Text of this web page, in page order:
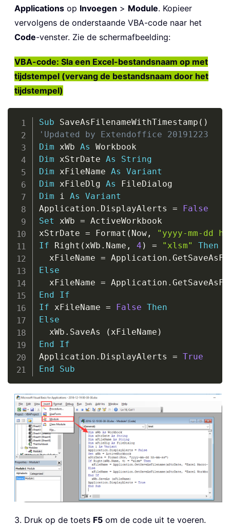
Applications op Invoegen > Module. Kopieer
vervolgens de onderstaande VBA-code naar het
Code-venster. Zie de schermafbeelding:
VBA-code: Sla een Excel-bestandsnaam op met
tijdstempel (vervang de bestandsnaam door het
tijdstempel)
Sub SaveAsFilenameWithTimestamp ( )
'Updated by Extendoffice 20191223
Dim xWb As
Dim xStrDate As
String
Dim xFileName As
Variant
Dim xFileDlg As
Dim i As
Variant
Application . DisplayAlerts =
False
Set xWb = ActiveWorkbook
xStrDate = Format ( Now,
"yyyy-mm-dd
If Right ( xWb . Name , 4 ) = "xlsm"
Then
  xFileName
= Application .
Else
  xFileName
= Application .
End
If
If xFileName = False Then
Else
  xWb
. SaveAs ( xFileName )
End
If
Application . DisplayAlerts = True
End
Sub
Copy
3. Druk op de toets F5 om de code uit te voeren.